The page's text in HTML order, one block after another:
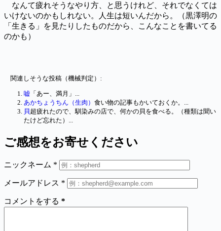
なんて疲れそうなやり方、と思うけれど、それでなくては
いけないのかもしれない。人生は短いんだから。（黒澤明の
「生きる」を見たりしたものだから、こんなことを書いてる
のかも）
関連しそうな投稿（機械判定）:
嘘 「あー、満月」...
あかちょうちん（生肉） 食い物の記事もかいておくか。...
貝 超疲れたので、馴染みの店で、何かの貝を食べる。（種類は聞い
たけど忘れた）...
ご感想をお寄せください
ニックネーム *
メールアドレス *
コメントをする *